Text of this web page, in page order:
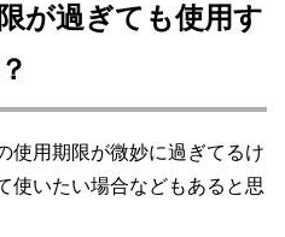
が過ぎても使用す
使用期限が微妙に過ぎてるけ
使いたい場合などもあると思